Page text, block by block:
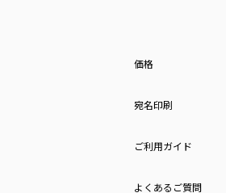
価格
宛名印刷
ご利用ガイド
よくあるご質問